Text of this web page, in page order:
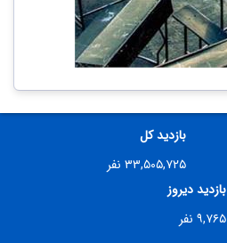
بازدید کل
۳۳,۵۰۵,۷۲۵ نفر
بازدید دیروز
۹,۷۶۵ نفر